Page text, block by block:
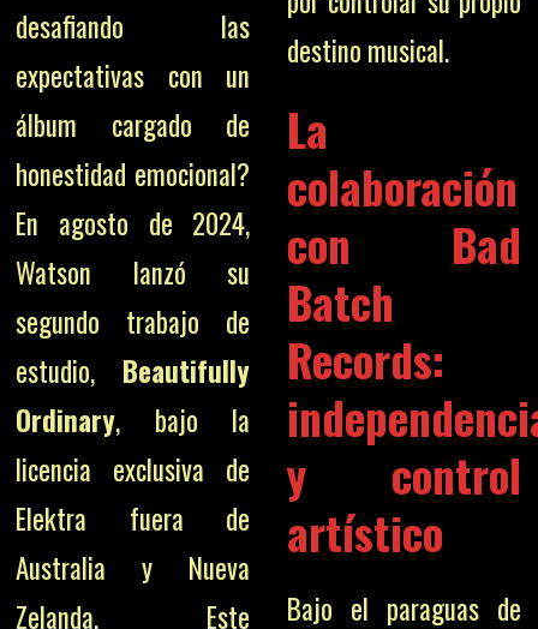
desafiando las
expectativas con un
álbum cargado de
honestidad emocional?
En agosto de 2024,
Watson lanzó su
segundo trabajo de
estudio, Beautifully
Ordinary, bajo la
licencia exclusiva de
Elektra fuera de
Australia y Nueva
Zelanda. Este
destino musical.
La
colaboración
con Bad
Batch
Records:
y control
artístico
Bajo el paraguas de